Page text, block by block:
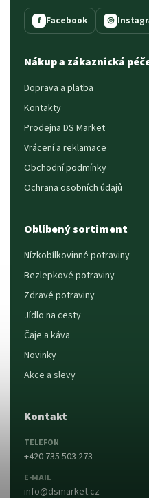
f Facebook ◎
Nákup a zákaznická
Doprava a platba
Kontakty
Prodejna DS Market
Vrácení a reklamace
Obchodní podmínky
Ochrana osobních údajů
Oblíbený sortiment
Nízkobílkovinné potraviny
Bezlepkové potraviny
Zdravé potraviny
Jídlo na cesty
Čaje a káva
Novinky
Akce a slevy
Kontakt
TELEFON
+420 735 503 273
E-MAIL
info@dsmarket.cz